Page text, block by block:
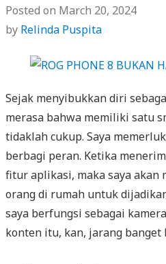
Posted on March 20, 2024
by Relinda Puspita
Sejak menyibukkan diri
merasa bahwa memiliki satu
tidaklah cukup. Saya
berbagi peran. Ketika
fitur aplikasi, maka saya akan
orang di rumah untuk
saya berfungsi sebagai
konten itu, kan, jarang banget